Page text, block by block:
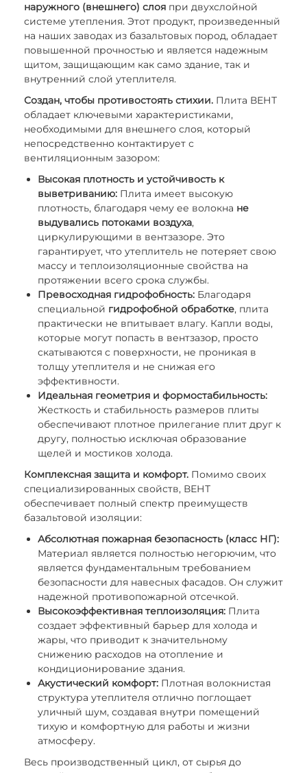
наружного (внешнего) слоя при двухслойной
системе утепления. Этот продукт, произведенный
на наших заводах из базальтовых пород, обладает
повышенной прочностью и является надежным
щитом, защищающим как само здание, так и
внутренний слой утеплителя.
Создан, чтобы противостоять стихии. Плита ВЕНТ
обладает ключевыми характеристиками,
необходимыми для внешнего слоя, который
непосредственно контактирует с
вентиляционным зазором:
Высокая плотность и устойчивость к
выветриванию: Плита имеет высокую
плотность, благодаря чему ее волокна не
выдувались потоками воздуха,
циркулирующими в вентзазоре. Это
гарантирует, что утеплитель не потеряет свою
массу и теплоизоляционные свойства на
протяжении всего срока службы.
Превосходная гидрофобность: Благодаря
специальной гидрофобной обработке, плита
практически не впитывает влагу. Капли воды,
которые могут попасть в вентзазор, просто
скатываются с поверхности, не проникая в
толщу утеплителя и не снижая его
эффективности.
Идеальная геометрия и формостабильность:
Жесткость и стабильность размеров плиты
обеспечивают плотное прилегание плит друг к
другу, полностью исключая образование
щелей и мостиков холода.
Комплексная защита и комфорт. Помимо своих
специализированных свойств, ВЕНТ
обеспечивает полный спектр преимуществ
базальтовой изоляции:
Абсолютная пожарная безопасность (класс НГ):
Материал является полностью негорючим, что
является фундаментальным требованием
безопасности для навесных фасадов. Он служит
надежной противопожарной отсечкой.
Высокоэффективная теплоизоляция: Плита
создает эффективный барьер для холода и
жары, что приводит к значительному
снижению расходов на отопление и
кондиционирование здания.
Акустический комфорт: Плотная волокнистая
структура утеплителя отлично поглощает
уличный шум, создавая внутри помещений
тихую и комфортную для работы и жизни
атмосферу.
Весь производственный цикл, от сырья до